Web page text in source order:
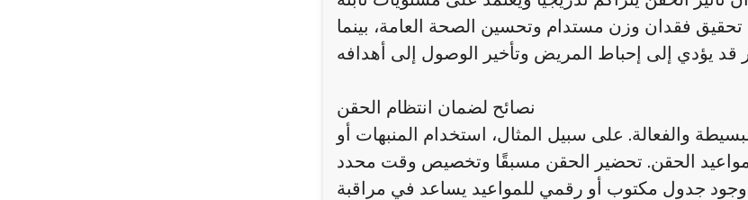
تحقيق فقدان وزن مستدام وتحسين الصحة العامة، بينما
نصائح لضمان انتظام الحقن
والفعالة. على سبيل المثال، استخدام المنبهات أو
الحقن. تحضير الحقن مسبقًا وتخصيص وقت محدد
وجود جدول مكتوب أو رقمي للمواعيد يساعد في مراقبة